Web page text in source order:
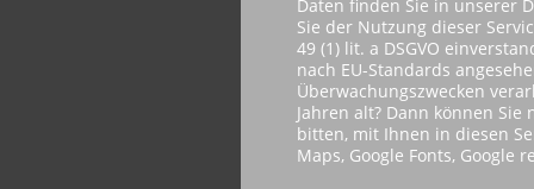
Daten finden Sie in unserer
Sie der Nutzung dieser
49 (1) lit. a DSGVO
nach EU-Standards
Überwachungszwecken
Jahren alt? Dann können
bitten, mit Ihnen in diesen
Maps, Google Fonts, Google